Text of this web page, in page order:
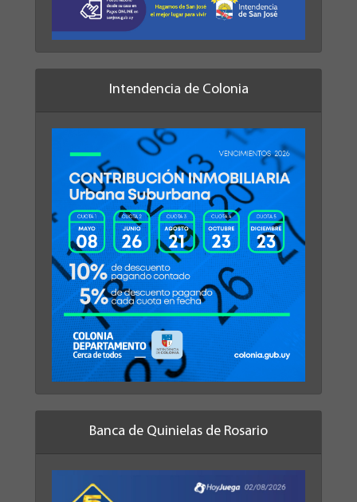
Intendencia de Colonia
Banca de Quinielas de Rosario